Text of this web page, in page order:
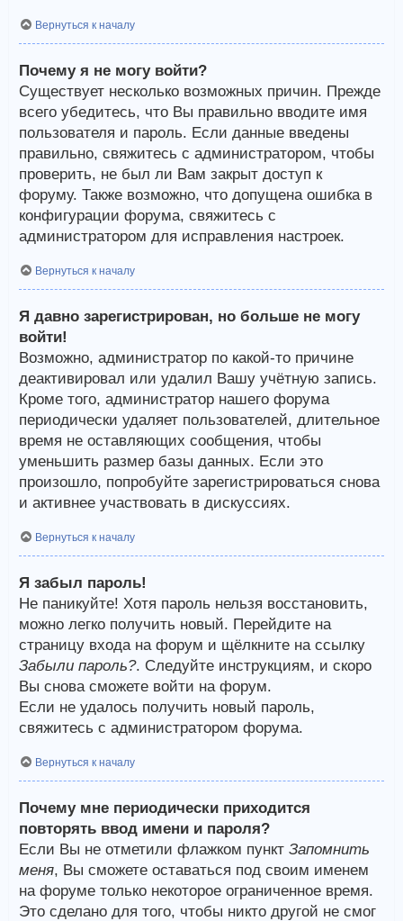
Вернуться к началу
Почему я не могу войти?
Существует несколько возможных причин. Прежде
всего убедитесь, что Вы правильно вводите имя
пользователя и пароль. Если данные введены
правильно, свяжитесь с администратором, чтобы
проверить, не был ли Вам закрыт доступ к
форуму. Также возможно, что допущена ошибка в
конфигурации форума, свяжитесь с
администратором для исправления настроек.
Вернуться к началу
Я давно зарегистрирован, но больше не могу
войти!
Возможно, администратор по какой-то причине
деактивировал или удалил Вашу учётную запись.
Кроме того, администратор нашего форума
периодически удаляет пользователей, длительное
время не оставляющих сообщения, чтобы
уменьшить размер базы данных. Если это
произошло, попробуйте зарегистрироваться снова
и активнее участвовать в дискуссиях.
Вернуться к началу
Я забыл пароль!
Не паникуйте! Хотя пароль нельзя восстановить,
можно легко получить новый. Перейдите на
страницу входа на форум и щёлкните на ссылку
Забыли пароль?. Следуйте инструкциям, и скоро
Вы снова сможете войти на форум.
Если не удалось получить новый пароль,
свяжитесь с администратором форума.
Вернуться к началу
Почему мне периодически приходится
повторять ввод имени и пароля?
Если Вы не отметили флажком пункт Запомнить
меня, Вы сможете оставаться под своим именем
на форуме только некоторое ограниченное время.
Это сделано для того, чтобы никто другой не смог